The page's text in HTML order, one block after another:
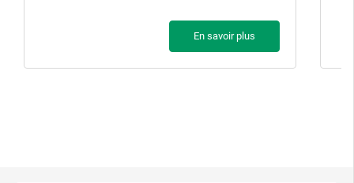
En savoir plus